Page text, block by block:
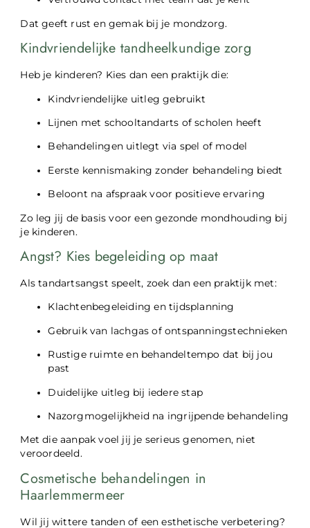
Dat geeft rust en gemak bij je mondzorg.
Kindvriendelijke tandheelkundige zorg
Heb je kinderen? Kies dan een praktijk die:
Kindvriendelijke uitleg gebruikt
Lijnen met schooltandarts of scholen heeft
Behandelingen uitlegt via spel of model
Eerste kennismaking zonder behandeling biedt
Beloont na afspraak voor positieve ervaring
Zo leg jij de basis voor een gezonde mondhouding bij
je kinderen.
Angst? Kies begeleiding op maat
Als tandartsangst speelt, zoek dan een praktijk met:
Klachtenbegeleiding en tijdsplanning
Gebruik van lachgas of ontspanningstechnieken
Rustige ruimte en behandeltempo dat bij jou
past
Duidelijke uitleg bij iedere stap
Nazorgmogelijkheid na ingrijpende behandeling
Met die aanpak voel jij je serieus genomen, niet
veroordeeld.
Cosmetische behandelingen in
Haarlemmermeer
Wil jij wittere tanden of een esthetische verbetering?